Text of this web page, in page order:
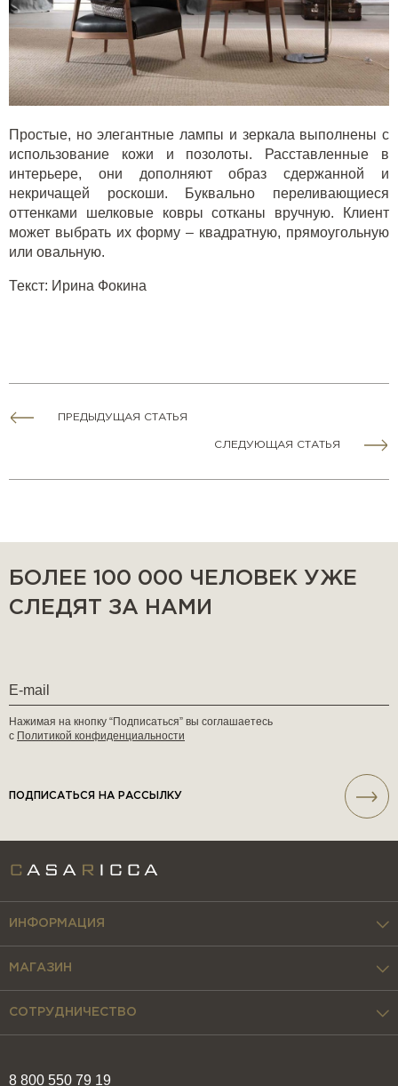
Простые, но элегантные лампы и зеркала выполнены с
использование кожи и позолоты. Расставленные в
интерьере, они дополняют образ сдержанной и
некричащей роскоши. Буквально переливающиеся
оттенками шелковые ковры сотканы вручную. Клиент
может выбрать их форму – квадратную, прямоугольную
или овальную.
Текст: Ирина Фокина
ПРЕДЫДУЩАЯ СТАТЬЯ
СЛЕДУЮЩАЯ СТАТЬЯ
БОЛЕЕ 100 000 ЧЕЛОВЕК УЖЕ
СЛЕДЯТ ЗА НАМИ
Нажимая на кнопку “Подписаться” вы соглашаетесь
с Политикой конфиденциальности
ПОДПИСАТЬСЯ НА РАССЫЛКУ
8 800 550 79 19
ИНФОРМАЦИЯ
МАГАЗИН
СОТРУДНИЧЕСТВО